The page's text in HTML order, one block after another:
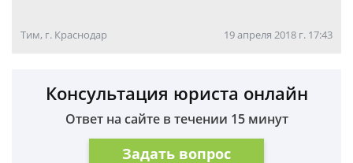
Тим, г. Краснодар 19 апреля 2018 г. 17:43
Консультация юриста онлайн
Ответ на сайте в течении 15 минут
Задать вопрос